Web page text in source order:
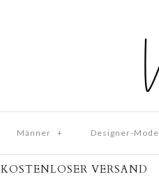
Männer + Designer-Mode
KOSTENLOSER VERSAND